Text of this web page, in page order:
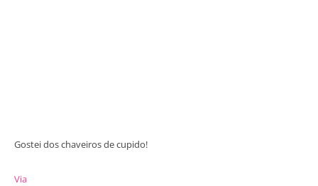
Gostei dos chaveiros de cupido!
Via